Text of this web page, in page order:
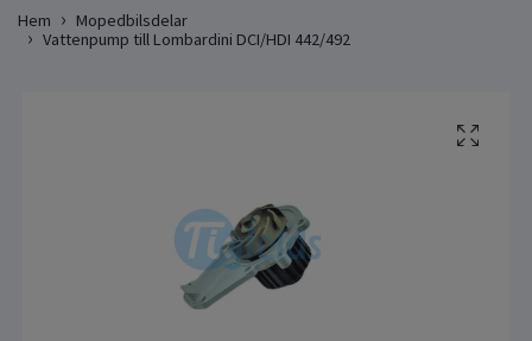
Hem
Mopedbilsdelar
Vattenpump till Lombardini DCI/HDI 442/492